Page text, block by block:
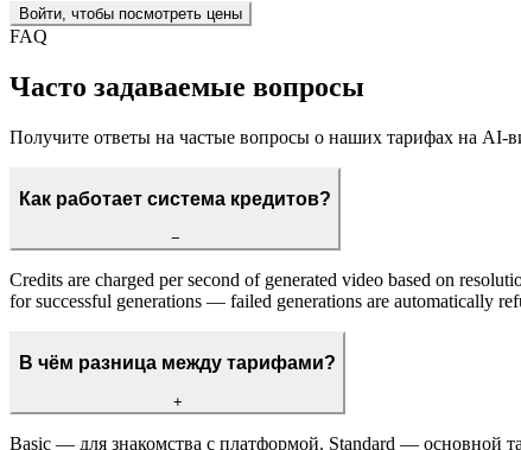
Войти, чтобы посмотреть цены
FAQ
Часто задаваемые вопросы
Получите ответы на частые вопросы о наших тарифах на AI-
Как работает система кредитов?
−
Credits are charged per second of generated video based on
for successful generations — failed generations are automatically
В чём разница между тарифами?
+
Basic — для знакомства с платформой. Standard — основной